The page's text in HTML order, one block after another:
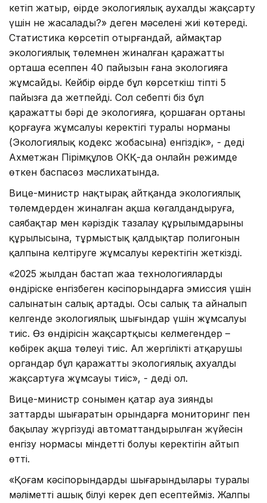
кетіп жатыр, өңірде экологиялық аухалды жақсарту
үшін не жасалады?» деген мәселені жиі көтереді.
Статистика көрсетіп отырғандай, аймақтар
экологиялық төлемнен жиналған қаражаттың
орташа есеппен 40 пайызын ғана экологияға
жұмсайды. Кейбір өңірде бұл көрсеткіш тіпті 5
пайызға да жетпейді. Сол себепті біз бұл
қаражаттың бәрі де экологияға, қоршаған ортаны
қорғауға жұмсалуы керектігі туралы норманы
(Экологиялық кодекс жобасына) енгіздік», - деді
Ахметжан Пірімқұлов ОКҚ-да онлайн режимде
өткен баспасөз мәслихатында.
Вице-министр нақтырақ айтқанда экологиялық
төлемдерден жиналған ақша көгалдандыруға,
саябақтар мен кәріздік тазалау құрылымдарының
құрылысына, тұрмыстық қалдықтар полигонын
қалпына келтіруге жұмсалуы керектігін жеткізді.
«2025 жылдан бастап жаңа технологияларды
өндіріске енгізбеген кәсіпорындарға эмиссия үшін
салынатын салық артады. Осы салық та айналып
келгенде экологиялық шығындар үшін жұмсалуы
тиіс. Өз өндірісін жақсартқысы келмегендер –
көбірек ақша төлеуі тиіс. Ал жергілікті атқарушы
органдар бұл қаражатты экологиялық ахуалды
жақсартуға жұмсауы тиіс», - деді ол.
Вице-министр сонымен қатар ауа зиянды
заттарды шығаратын орындарға мониторинг пен
бақылау жүргізудің автоматтандырылған жүйесін
енгізу нормасы міндетті болуы керектігін айтып
өтті.
«Қоғам кәсіпорындардың шығарындылары туралы
мәліметті ашық білуі керек деп есептейміз. Жалпы